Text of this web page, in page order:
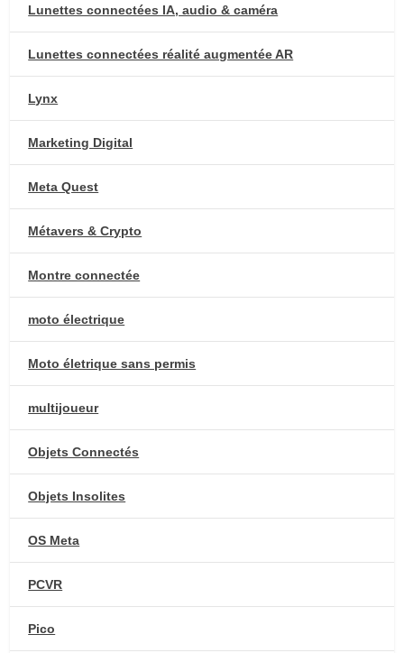
Lunettes connectées IA, audio & caméra
Lunettes connectées réalité augmentée AR
Lynx
Marketing Digital
Meta Quest
Métavers & Crypto
Montre connectée
moto électrique
Moto életrique sans permis
multijoueur
Objets Connectés
Objets Insolites
OS Meta
PCVR
Pico